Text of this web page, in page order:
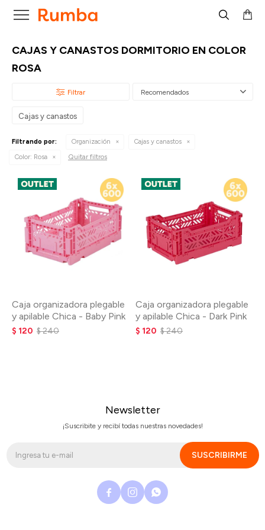

CAJAS Y CANASTOS DORMITORIO EN COLOR
ROSA
Recomendados
Cajas y canastos
Filtrando por: Organización
Cajas y canastos
Color: Rosa Quitar filtros
Caja organizadora plegable
y apilable Chica - Baby Pink
$ 120 $240
Caja organizadora plegable
y apilable Chica - Dark Pink
$ 120 $240
Newsletter
¡Suscribite y recibí todas nuestras novedades!
SUSCRIBIRME
  